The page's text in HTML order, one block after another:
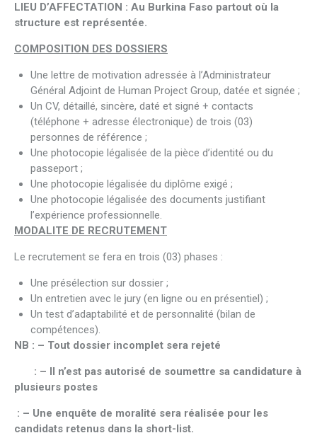
LIEU D’AFFECTATION : Au Burkina Faso partout où la
structure est représentée.
COMPOSITION DES DOSSIERS
Une lettre de motivation adressée à l’Administrateur
Général Adjoint de Human Project Group, datée et signée ;
Un CV, détaillé, sincère, daté et signé + contacts
(téléphone + adresse électronique) de trois (03)
personnes de référence ;
Une photocopie légalisée de la pièce d’identité ou du
passeport ;
Une photocopie légalisée du diplôme exigé ;
Une photocopie légalisée des documents justifiant
l’expérience professionnelle.
MODALITE DE RECRUTEMENT
Le recrutement se fera en trois (03) phases :
Une présélection sur dossier ;
Un entretien avec le jury (en ligne ou en présentiel) ;
Un test d’adaptabilité et de personnalité (bilan de
compétences).
NB : – Tout dossier incomplet sera rejeté
: – Il n’est pas autorisé de soumettre sa candidature à
plusieurs postes
: – Une enquête de moralité sera réalisée pour les
candidats retenus dans la short-list.